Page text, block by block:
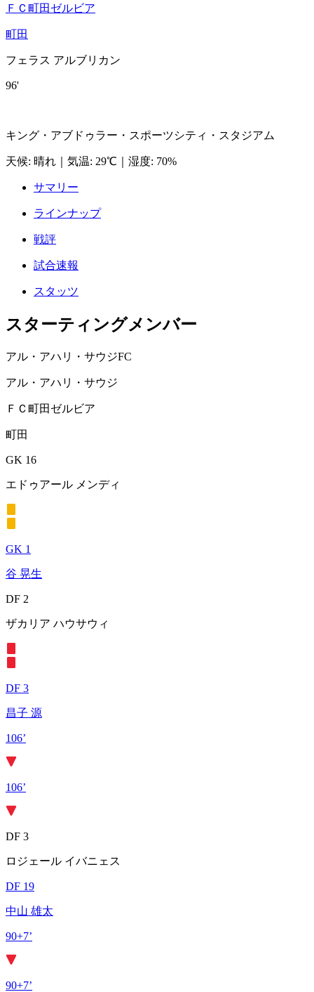
ＦＣ町田ゼルビア
町田
フェラス アルブリカン
96'
キング・アブドゥラー・スポーツシティ・スタジアム
天候: 晴れ 気温: 29℃ 湿度: 70%
サマリー
ラインナップ
戦評
試合速報
スタッツ
スターティングメンバー
アル・アハリ・サウジFC
アル・アハリ・サウジ
ＦＣ町田ゼルビア
町田
GK 16
エドゥアール メンディ
GK 1
谷 晃生
DF 2
ザカリア ハウサウィ
DF 3
昌子 源
106’
106’
DF 3
ロジェール イバニェス
DF 19
中山 雄太
90+7’
90+7’